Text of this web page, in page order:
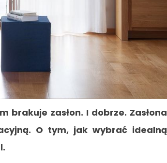
brakuje zasłon. I dobrze. Zasłona
O tym, jak wybrać idealną